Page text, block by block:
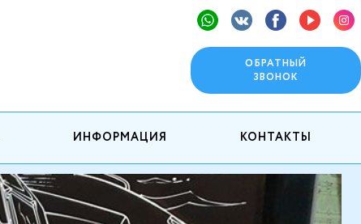
ОБРАТНЫЙ
ЗВОНОК
ИНФОРМАЦИЯ КОНТАКТЫ